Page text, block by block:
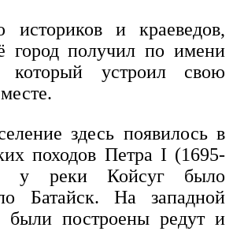
и краеведов,
город получил по имени
который устроил свою
здесь появилось в
походов Петра I (1695-
у реки Койсуг было
Батайск. На западной
были построены редут и